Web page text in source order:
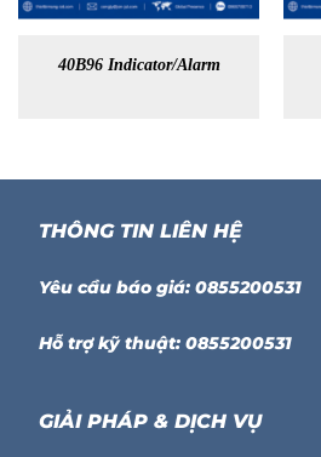
40B96 Indicator/Alarm
THÔNG TIN LIÊN HỆ
Yêu cầu báo giá: 0855200531
Hỗ trợ kỹ thuật: 0855200531
GIẢI PHÁP & DỊCH VỤ